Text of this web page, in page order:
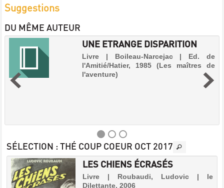
Suggestions
DU MÊME AUTEUR
UNE ETRANGE DISPARITION
Livre | Boileau-Narcejac | Ed. de
l'Amitié/Hatier, 1985 (Les maîtres de
l'aventure)
UNE
ETRANGE
SÉLECTION : THÉ COUP COEUR OCT 2017
LES CHIENS ÉCRASÉS
Livre | Roubaudi, Ludovic | le
Dilettante, 2006